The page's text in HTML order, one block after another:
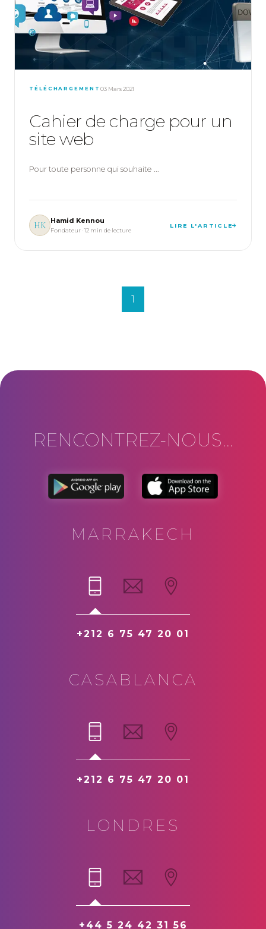
TÉLÉCHARGEMENT 03 Mars 2021
Cahier de charge pour un
site web
Pour toute personne qui souhaite ...
HK Hamid Kennou
Fondateur · 12 min de lecture
LIRE L'ARTICLE
1
RENCONTREZ-NOUS...
MARRAKECH
+212 6 75 47 20 01
CASABLANCA
+212 6 75 47 20 01
LONDRES
+44 5 24 42 31 56